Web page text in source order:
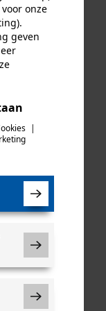
onze
geven
|